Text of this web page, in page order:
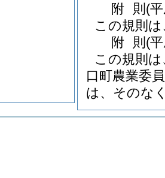
附 則 (
この規則
附 則 (
この規則
口町農業委
は、そのな